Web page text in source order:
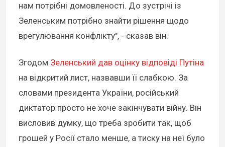
нам потрібні домовленості. До зустрічі із
Зеленським потрібно знайти рішення щодо
врегулювання конфлікту", - сказав він.
Згодом Зеленський дав оцінку відповіді Путіна
на відкритий лист, назвавши її слабкою. За
словами президента України, російський
диктатор просто не хоче закінчувати війну. Він
висловив думку, що треба зробити так, щоб
грошей у Росії стало менше, а тиску на неї було